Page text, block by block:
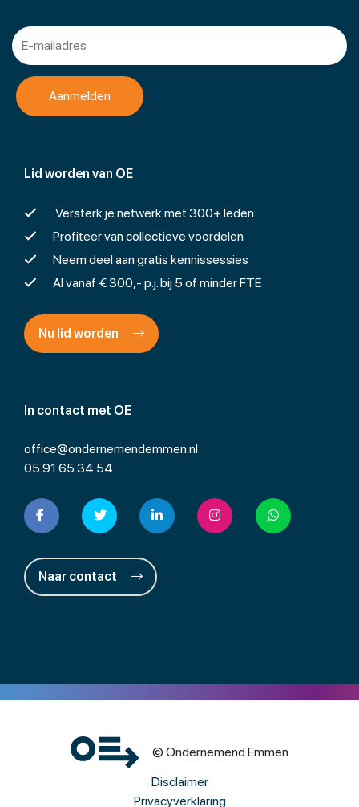
In contact met OE
office@ondernemendemmen.nl
05 91 65 34 54
Naar contact
Lid worden van OE
Versterk je netwerk met 300+ leden
Profiteer van collectieve voordelen
Neem deel aan gratis kennissessies
Al vanaf € 300,- p.j. bij 5 of minder FTE
Nu lid worden
© Ondernemend Emmen
Disclaimer
Privacyverklaring